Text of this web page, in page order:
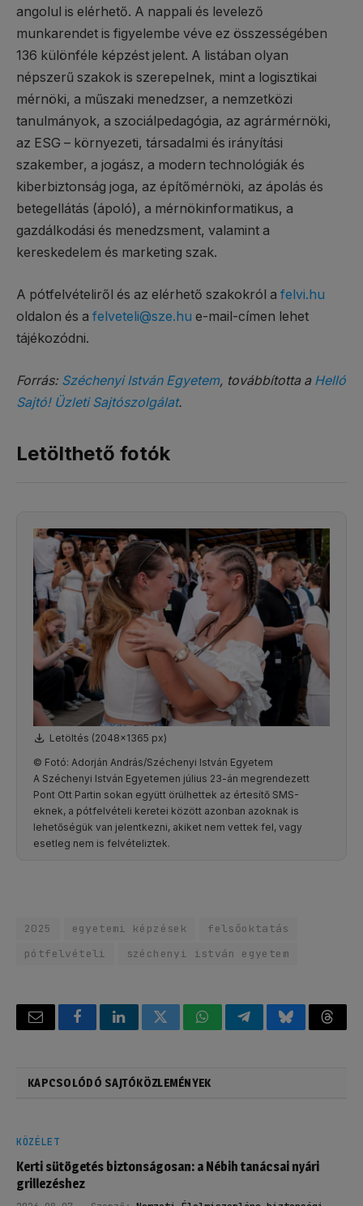
angolul is elérhető. A nappali és levelező
munkarendet is figyelembe véve ez összességében
136 különféle képzést jelent. A listában olyan
népszerű szakok is szerepelnek, mint a logisztikai
mérnöki, a műszaki menedzser, a nemzetközi
tanulmányok, a szociálpedagógia, az agrármérnöki,
az ESG – környezeti, társadalmi és irányítási
szakember, a jogász, a modern technológiák és
kiberbiztonság joga, az építőmérnöki, az ápolás és
betegellátás (ápoló), a mérnökinformatikus, a
gazdálkodási és menedzsment, valamint a
kereskedelem és marketing szak.
A pótfelvételiről és az elérhető szakokról a felvi.hu
oldalon és a felveteli@sze.hu e-mail-címen lehet
tájékozódni.
Forrás: Széchenyi István Egyetem, továbbította a Helló
Sajtó! Üzleti Sajtószolgálat.
Letölthető fotók
Letöltés (2048x1365 px)
© Fotó: Adorján András/Széchenyi István Egyetem
A Széchenyi István Egyetemen július 23-án megrendezett
Pont Ott Partin sokan együtt örülhettek az értesítő SMS-
eknek, a pótfelvételi keretei között azonban azoknak is
lehetőségük van jelentkezni, akiket nem vettek fel, vagy
esetleg nem is felvételiztek.
2025 egyetemi képzések
felsőoktatás
pótfelvételi
széchenyi istván egyetem
Email FacebookLinkedInTwitterWhatsAppTelegramBluesky
KAPCSOLÓDÓ SAJTÓKÖZLEMÉNYEK
KÖZÉLET
Kerti sütögetés biztonságosan: a Nébih tanácsai nyári
grillezéshez